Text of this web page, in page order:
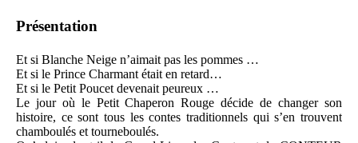
Présentation
Et si Blanche Neige n’aimait pas les pommes …
Et si le Prince Charmant était en retard…
Et si le Petit Poucet devenait peureux …
Le jour où le Petit Chaperon Rouge décide de changer son
histoire, ce sont tous les contes traditionnels qui s’en trouvent
chamboulés et tourneboulés.